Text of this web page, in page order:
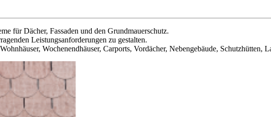
für Dächer, Fassaden und den Grundmauerschutz.
Leistungsanforderungen zu gestalten.
Wochenendhäuser, Carports, Vordächer, Nebengebäude, Schutzhütten,